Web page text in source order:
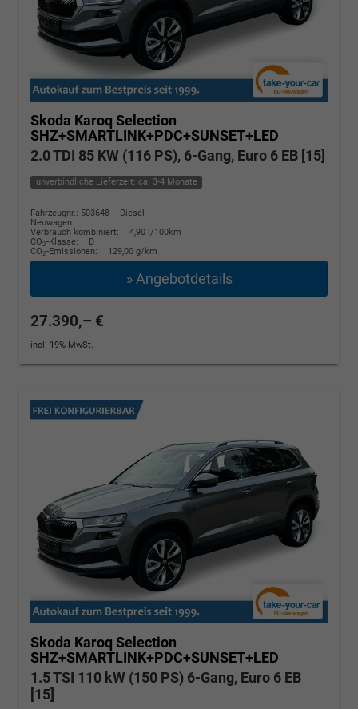
Skoda Karoq Selection
SHZ+SMARTLINK+PDC+SUNSET+LED
2.0 TDI 85 KW (116 PS), 6-Gang, Euro 6 EB [15]
unverbindliche Lieferzeit: ca. 3-4 Monate
Fahrzeugnr.: 503648
Diesel
Neuwagen
Verbrauch kombiniert:
4,90 l/100km
CO2-Klasse:
D
CO2-Emissionen: 129,00 g/km
» Angebotdetails
27.390,– €
incl. 19% MwSt.
Skoda Karoq Selection
SHZ+SMARTLINK+PDC+SUNSET+LED
1.5 TSI 110 kW (150 PS) 6-Gang, Euro 6 EB
[15]